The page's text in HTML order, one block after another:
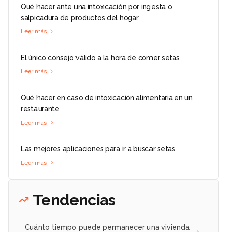
Qué hacer ante una intoxicación por ingesta o
salpicadura de productos del hogar
Leer más
El único consejo válido a la hora de comer setas
Leer más
Qué hacer en caso de intoxicación alimentaria en un
restaurante
Leer más
Las mejores aplicaciones para ir a buscar setas
Leer más
Tendencias
Cuánto tiempo puede permanecer una vivienda